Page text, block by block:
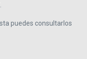
puedes consultarlos